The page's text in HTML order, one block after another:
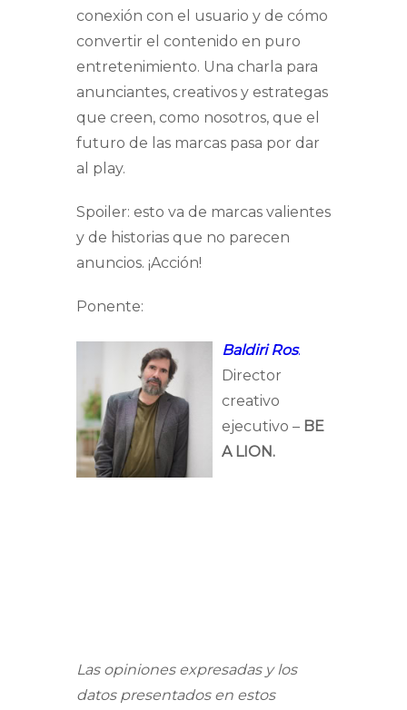
conexión con el usuario y de cómo
convertir el contenido en puro
entretenimiento. Una charla para
anunciantes, creativos y estrategas
que creen, como nosotros, que el
futuro de las marcas pasa por dar
al play.
Spoiler: esto va de marcas valientes
y de historias que no parecen
anuncios. ¡Acción!
Ponente:
Baldiri Ros.
Director
creativo
ejecutivo – BE
A LION.
Las opiniones expresadas y los
datos presentados en estos